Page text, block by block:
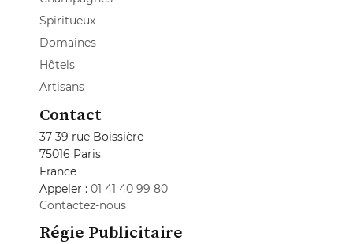
Spiritueux
Domaines
Hôtels
Artisans
Contact
37-39 rue Boissière
75016 Paris
France
Appeler : 01 41 40 99 80
Contactez-nous
Régie Publicitaire